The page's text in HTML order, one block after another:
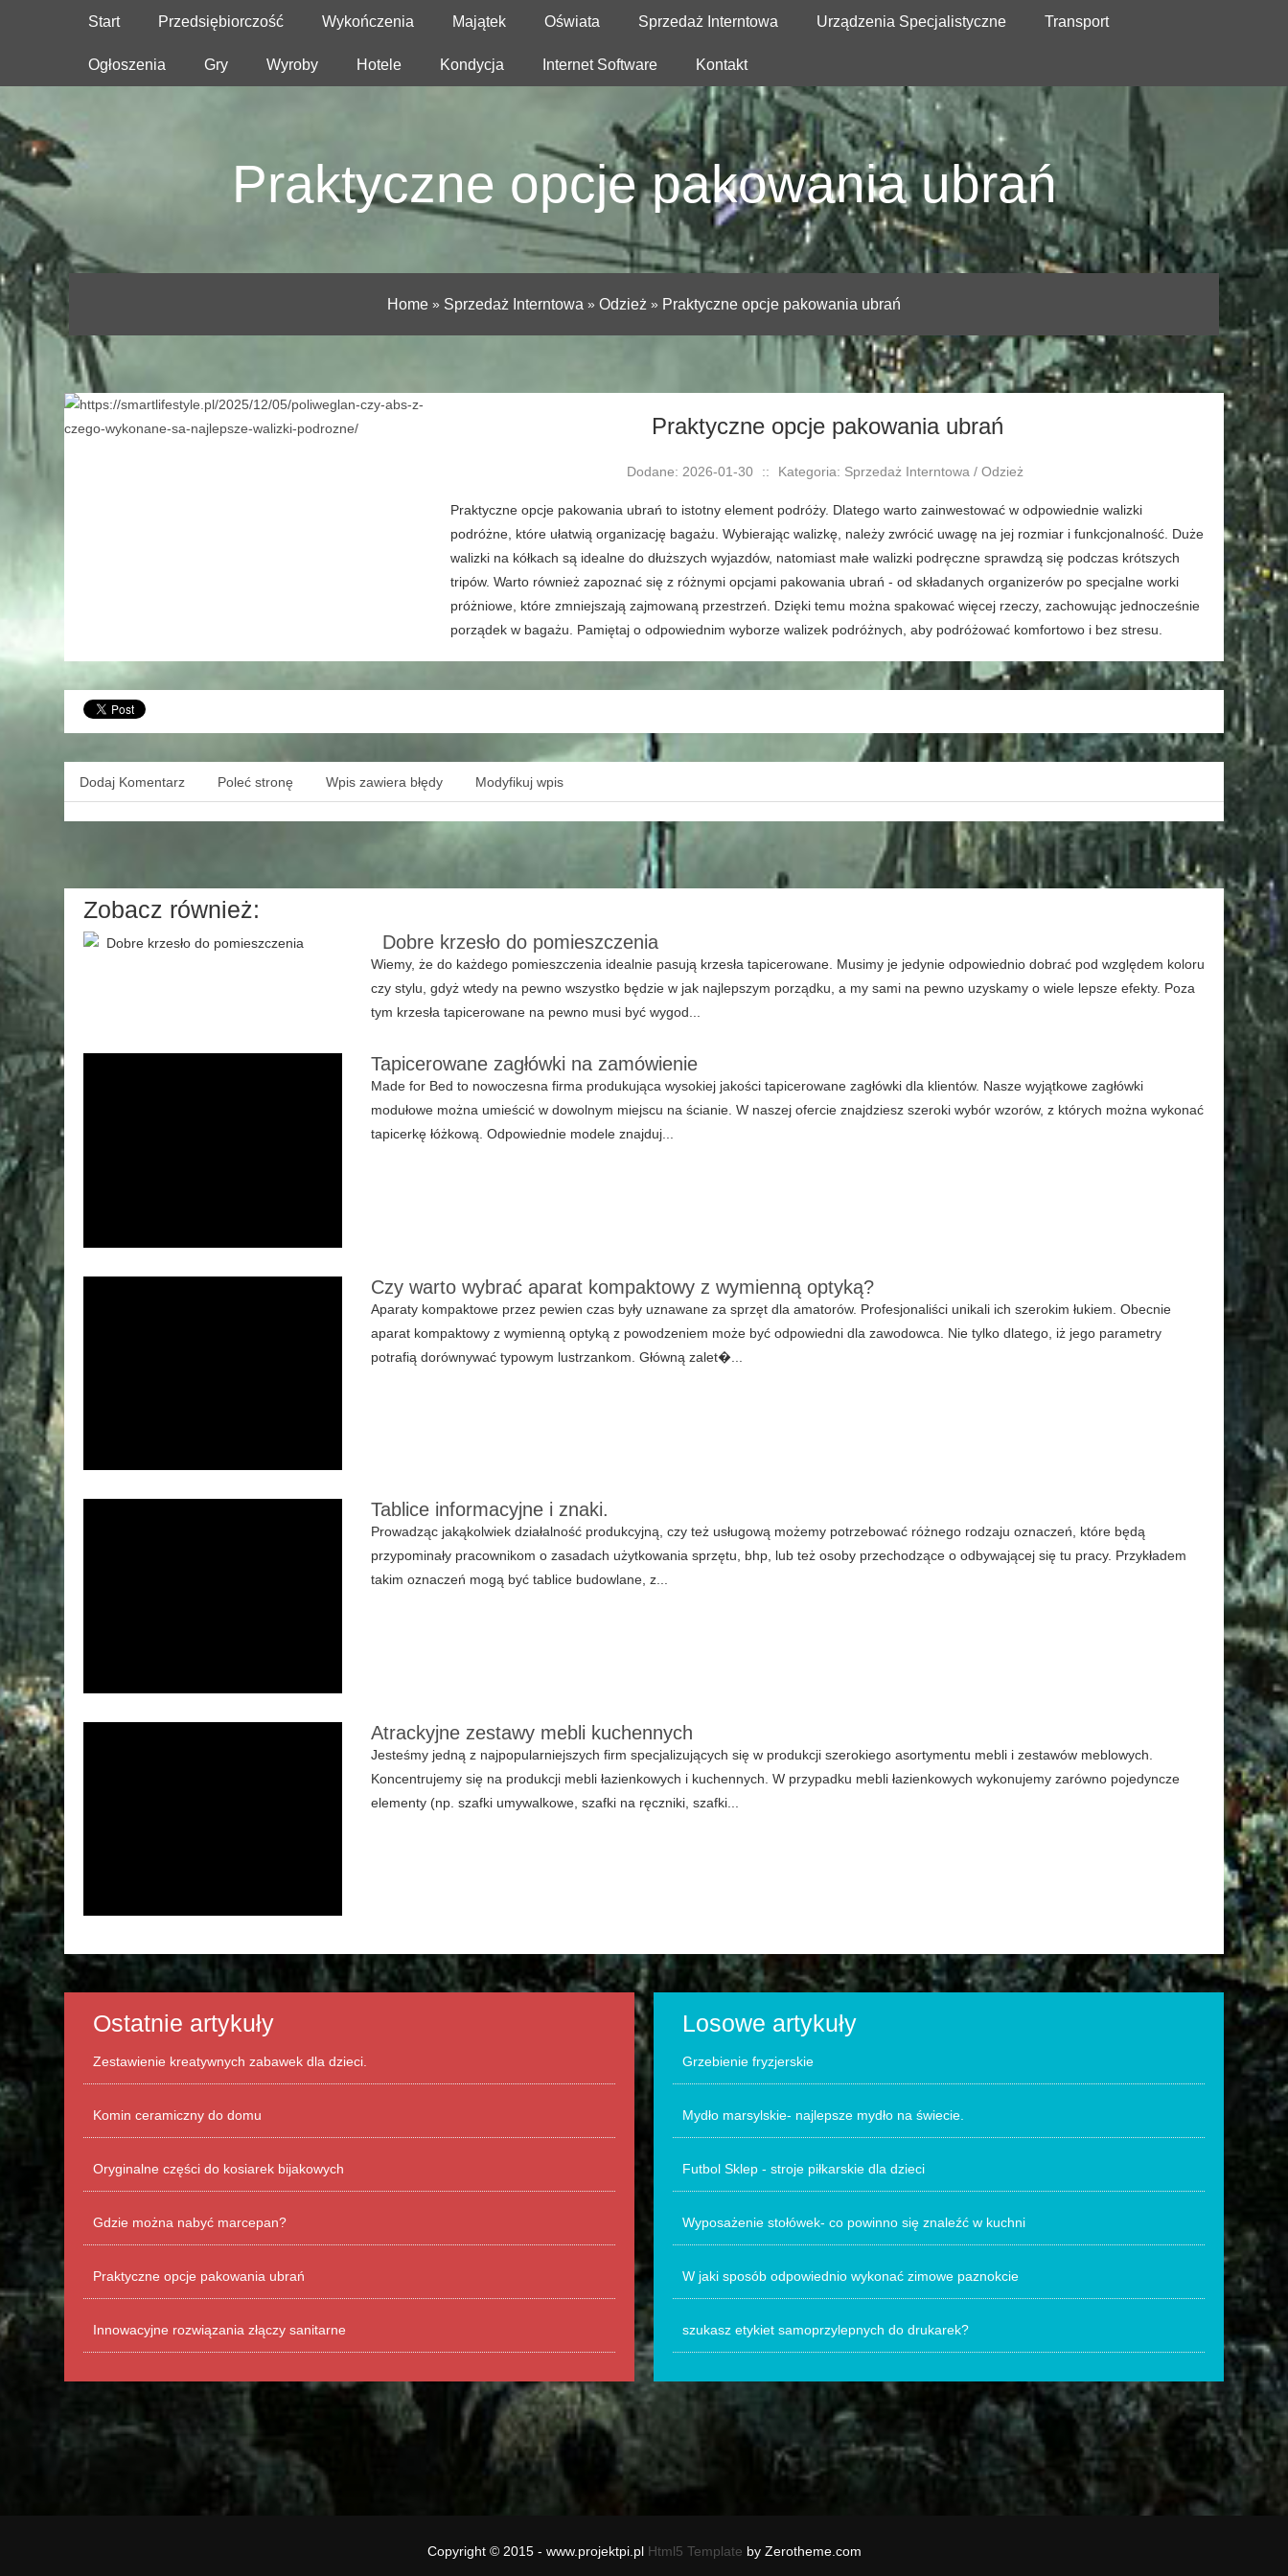
Start Przedsiębiorczość Wykończenia Majątek Oświata Sprzedaż Interntowa Urządzenia Specjalistyczne Transport
Ogłoszenia Gry Wyroby Hotele Kondycja Internet Software Kontakt
Praktyczne opcje pakowania ubrań
Home » Sprzedaż Interntowa » Odzież » Praktyczne opcje pakowania ubrań
Praktyczne opcje pakowania ubrań
Dodane: 2026-01-30 :: Kategoria: Sprzedaż Interntowa / Odzież
Praktyczne opcje pakowania ubrań to istotny element podróży. Dlatego warto zainwestować w odpowiednie walizki
podróżne, które ułatwią organizację bagażu. Wybierając walizkę, należy zwrócić uwagę na jej rozmiar i funkcjonalność. Duże
walizki na kółkach są idealne do dłuższych wyjazdów, natomiast małe walizki podręczne sprawdzą się podczas krótszych
tripów. Warto również zapoznać się z różnymi opcjami pakowania ubrań - od składanych organizerów po specjalne worki
próżniowe, które zmniejszają zajmowaną przestrzeń. Dzięki temu można spakować więcej rzeczy, zachowując jednocześnie
porządek w bagażu. Pamiętaj o odpowiednim wyborze walizek podróżnych, aby podróżować komfortowo i bez stresu.
Dodaj Komentarz Poleć stronę Wpis zawiera błędy Modyfikuj wpis
Zobacz również:
Dobre krzesło do pomieszczenia
Wiemy, że do każdego pomieszczenia idealnie pasują krzesła tapicerowane. Musimy je jedynie odpowiednio dobrać pod względem koloru
czy stylu, gdyż wtedy na pewno wszystko będzie w jak najlepszym porządku, a my sami na pewno uzyskamy o wiele lepsze efekty. Poza
tym krzesła tapicerowane na pewno musi być wygod...
Tapicerowane zagłówki na zamówienie
Made for Bed to nowoczesna firma produkująca wysokiej jakości tapicerowane zagłówki dla klientów. Nasze wyjątkowe zagłówki
modułowe można umieścić w dowolnym miejscu na ścianie. W naszej ofercie znajdziesz szeroki wybór wzorów, z których można wykonać
tapicerkę łóżkową. Odpowiednie modele znajduj...
Czy warto wybrać aparat kompaktowy z wymienną optyką?
Aparaty kompaktowe przez pewien czas były uznawane za sprzęt dla amatorów. Profesjonaliści unikali ich szerokim łukiem. Obecnie
aparat kompaktowy z wymienną optyką z powodzeniem może być odpowiedni dla zawodowca. Nie tylko dlatego, iż jego parametry
potrafią dorównywać typowym lustrzankom. Główną zalet�...
Tablice informacyjne i znaki.
Prowadząc jakąkolwiek działalność produkcyjną, czy też usługową możemy potrzebować różnego rodzaju oznaczeń, które będą
przypominały pracownikom o zasadach użytkowania sprzętu, bhp, lub też osoby przechodzące o odbywającej się tu pracy. Przykładem
takim oznaczeń mogą być tablice budowlane, z...
Atrackyjne zestawy mebli kuchennych
Jesteśmy jedną z najpopularniejszych firm specjalizujących się w produkcji szerokiego asortymentu mebli i zestawów meblowych.
Koncentrujemy się na produkcji mebli łazienkowych i kuchennych. W przypadku mebli łazienkowych wykonujemy zarówno pojedyncze
elementy (np. szafki umywalkowe, szafki na ręczniki, szafki...
Ostatnie artykuły
Zestawienie kreatywnych zabawek dla dzieci.
Komin ceramiczny do domu
Oryginalne części do kosiarek bijakowych
Gdzie można nabyć marcepan?
Praktyczne opcje pakowania ubrań
Innowacyjne rozwiązania złączy sanitarne
Losowe artykuły
Grzebienie fryzjerskie
Mydło marsylskie- najlepsze mydło na świecie.
Futbol Sklep - stroje piłkarskie dla dzieci
Wyposażenie stołówek- co powinno się znaleźć w kuchni
W jaki sposób odpowiednio wykonać zimowe paznokcie
szukasz etykiet samoprzylepnych do drukarek?
Copyright © 2015 - www.projektpi.pl Html5 Template by Zerotheme.com